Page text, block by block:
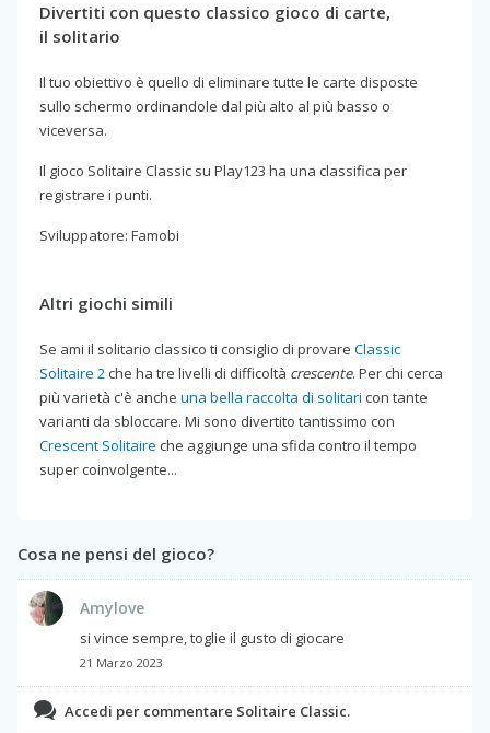
Divertiti con questo classico gioco di carte,
il solitario
Il tuo obiettivo è quello di eliminare tutte le carte disposte
sullo schermo ordinandole dal più alto al più basso o
viceversa.
Il gioco Solitaire Classic su Play123 ha una classifica per
registrare i punti.
Sviluppatore: Famobi
Altri giochi simili
Se ami il solitario classico ti consiglio di provare Classic
Solitaire 2 che ha tre livelli di difficoltà crescente. Per chi cerca
più varietà c'è anche una bella raccolta di solitari con tante
varianti da sbloccare. Mi sono divertito tantissimo con
Crescent Solitaire che aggiunge una sfida contro il tempo
super coinvolgente...
Cosa ne pensi del gioco?
Amylove
si vince sempre, toglie il gusto di giocare
21 Marzo 2023
Accedi per commentare Solitaire Classic.